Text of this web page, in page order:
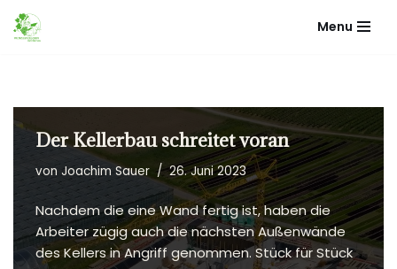
Zum
Menu
Der Kellerbau schreitet voran
von Joachim Sauer 26. Juni 2023
Nachdem die eine Wand fertig ist, haben die
Arbeiter zügig auch die nächsten Außenwände
des Kellers in Angriff genommen. Stück für Stück